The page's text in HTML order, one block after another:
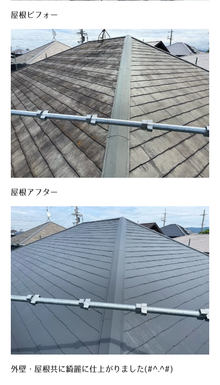
屋根ビフォー
屋根アフター
外壁・屋根共に綺麗に仕上がりました(#^.^#)